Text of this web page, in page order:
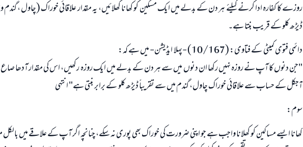
روزے کا کفارہ ادا کرنے کیلئے ہر دن کے بدلے میں ایک مسکین کو کھانا کھلائیں، یہ مقدار علاقائی خوراک (چاول ، گندم
ڈیڑھ کلو کے قریب بنتا ہے۔
دائمی فتوی کمیٹی کے فتاوی: (10/167) -پہلا ایڈیشن- میں ہے کہ:
"جن دنوں کا آپ نے روزہ نہیں رکھا ان دنوں میں سے ہر دن کے بدلے میں ایک روزہ رکھیں، اس کی مقدار آدھا
آجکل کے حساب سے علاقائی خوراک چاول، گندم میں سے تقریباً ڈیڑھ کلو کے برابر بنتی ہے" انتہی
سوم:
کھانا ایسے مساکین کو کھلانا واجب ہے جو اپنی ضرورت کی خوراک بھی پوری نہ سکے، چنانچہ اگر آپ کے علاقے میں بالکل